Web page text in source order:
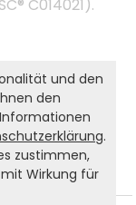
C014021).
.
und den
den
.
zustimmen,
Wirkung für